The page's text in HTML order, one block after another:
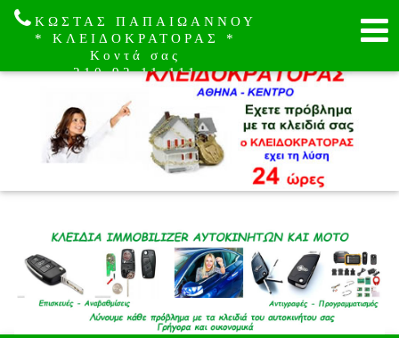
ΚΩΣΤΑΣ ΠΑΠΑΙΩΑΝΝΟΥ
* ΚΛΕΙΔΟΚΡΑΤΟΡΑΣ *
Κοντά σας
210.92.11.111